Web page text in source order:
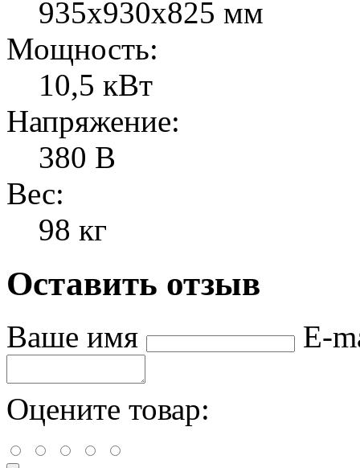
935х930х825 мм
Мощность:
10,5 кВт
Напряжение:
380 В
Вес:
98 кг
Оставить отзыв
Ваше имя E-
Оцените товар: